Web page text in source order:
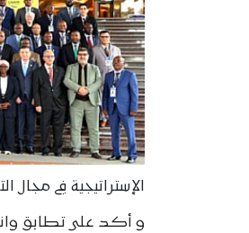
الإستراتيجية في مجال
و أكد على تطابق